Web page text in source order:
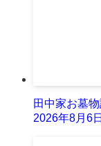
田中家お墓
2026年8月6日